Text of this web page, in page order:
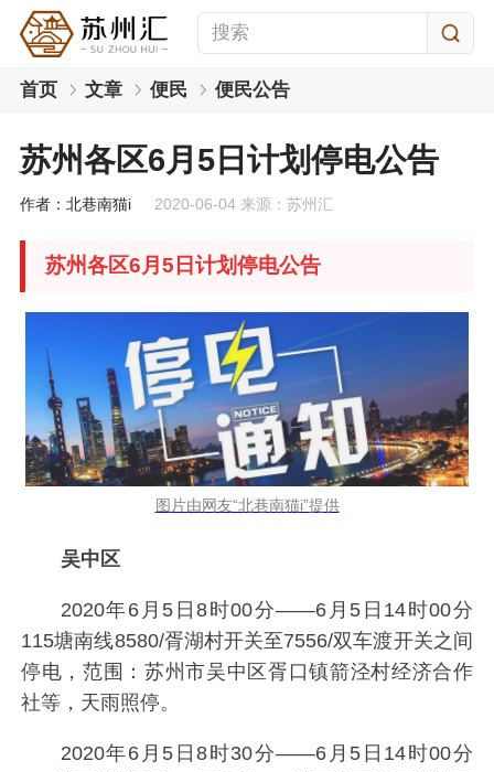
首页 文章 便民 便民公告
苏州各区6月5日计划停电公告
作者：北巷南猫i 2020-06-04 来源：苏州汇
苏州各区6月5日计划停电公告
图片由网友“北巷南猫i”提供
吴中区
2020年6月5日8时00分——6月5日14时00分
115塘南线8580/胥湖村开关至7556/双车渡开关之间
停电，范围：苏州市吴中区胥口镇箭泾村经济合作
社等，天雨照停。
2020年6月5日8时30分——6月5日14时00分